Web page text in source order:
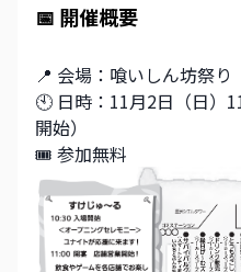
📅 開催概要
📍 会場：喰いしん坊祭り
🕙 日時：11月2日（日）
開始）
🎟️ 参加無料